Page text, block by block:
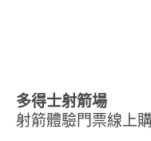
多得士射箭場
射箭體驗門票線上